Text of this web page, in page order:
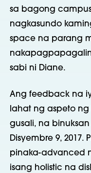
sa bagong
nagkasundo
space na parang
sabi ni Diane.
Ang feedback na
lahat ng aspeto
gusali, na
Disyembre 9,
pinaka-advanced
isang holistic na